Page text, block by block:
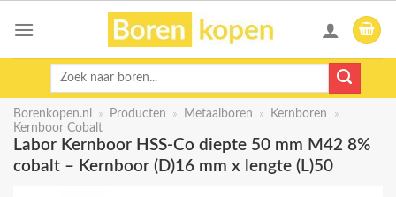
Zoeken
Borenkopen.nl » Producten » Metaalboren » Kernboren
»
Kernboor Cobalt
Labor Kernboor HSS-Co diepte 50 mm M42 8%
cobalt – Kernboor (D)16 mm x lengte (L)50